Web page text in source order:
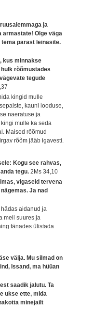
ja
armastate! Olge väga
pärast leinasite.
kus minnakse
rõõmustades
tegude
kingid mulle
kauni looduse,
naeratuse ja
mulle ka seda
Maised rõõmud
rõõm jääb igavesti.
Kogu see rahvas,
tegu.2Ms 34,10
vigaseid tervena
Ja nad
aidanud ja
meil suures ja
tänades ülistada
välja. Mu silmad on
Issand, ma hüüan
saadik jalutu. Ta
ukse ette, mida
minejailt